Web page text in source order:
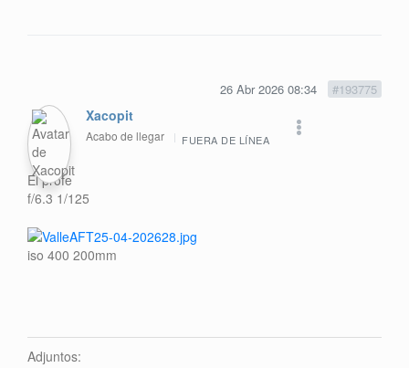
26 Abr 2026 08:34 #193775
Xacopit
Acabo de llegar FUERA DE LÍNEA
El profe
f/6.3 1/125
iso 400 200mm
Adjuntos: